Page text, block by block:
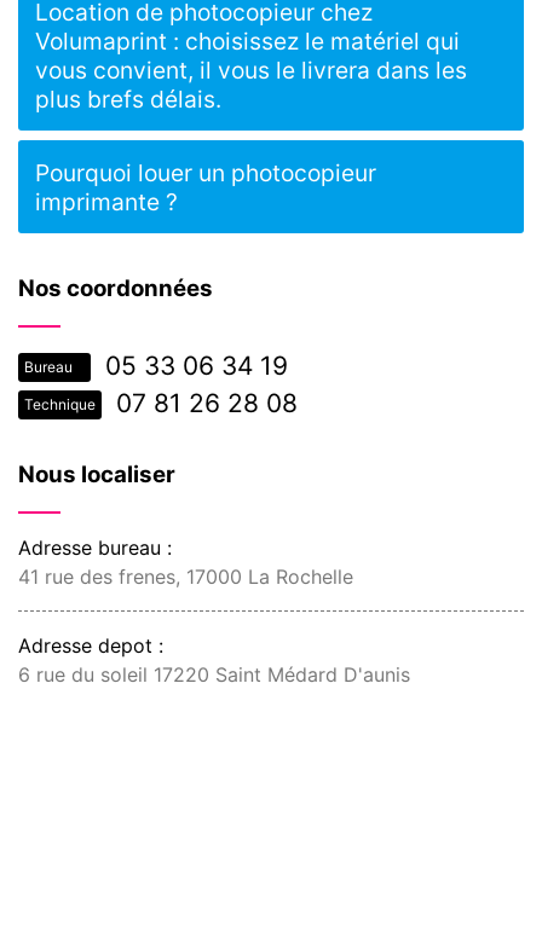
Nos coordonnées
Bureau 05 33 06 34 19
Technique 07 81 26 28 08
Nous localiser
Adresse bureau :
41 rue des frenes, 17000 La Rochelle
Adresse depot :
6 rue du soleil 17220 Saint Médard D'aunis
Location de photocopieur chez
Volumaprint : choisissez le matériel qui
vous convient, il vous le livrera dans les
plus brefs délais.
Pourquoi louer un photocopieur
imprimante ?